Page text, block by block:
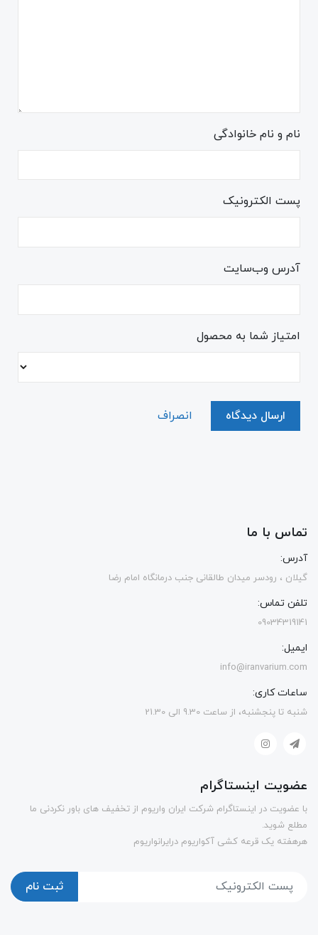
نام و نام خانوادگی
پست الکترونیک
آدرس وب‌سایت
امتیاز شما به محصول
ارسال دیدگاه انصراف
تماس با ما
آدرس:
گیلان ، رودسر میدان طالقانی جنب درمانگاه امام رضا
تلفن تماس:
09034319141
ایمیل:
info@iranvarium.com
ساعات کاری:
شنبه تا پنجشنبه، از ساعت 9.30 الی 21.30
عضویت اینستاگرام
با عضویت در اینستاگرام شرکت ایران واریوم از تخفیف های باور نکردنی ما
مطلع شوید.
هرهفته یک قرعه کشی آکواریوم درایرانواریوم
ثبت نام